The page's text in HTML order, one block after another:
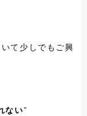
て少しでもご興
ない”